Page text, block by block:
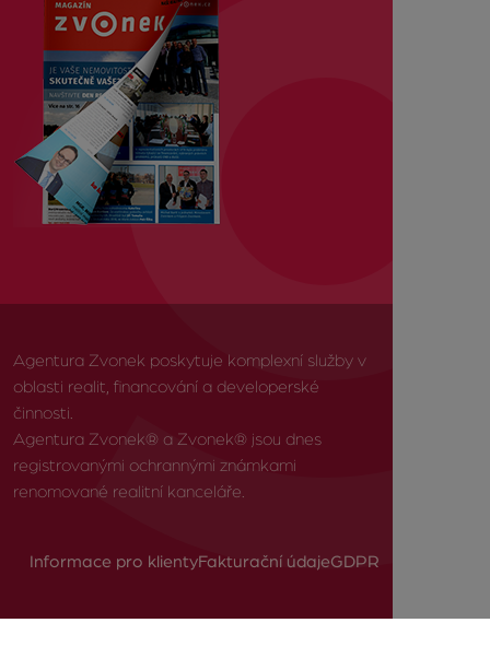
Agentura Zvonek poskytuje komplexní služby v
oblasti realit, financování a developerské
činnosti.
Agentura Zvonek® a Zvonek® jsou dnes
registrovanými ochrannými známkami
renomované realitní kanceláře.
Informace pro klientyFakturační údajeGDPR